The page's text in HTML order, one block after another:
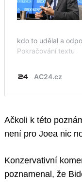
Ačkoli k této
není pro Joea nic
Konzervativní
poznamenal, že